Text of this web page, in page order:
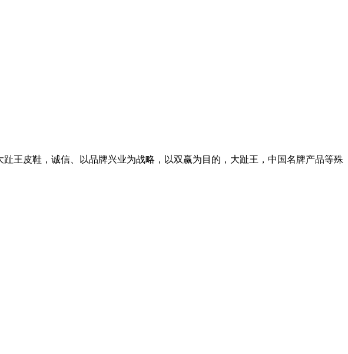
王皮鞋，诚信、以品牌兴业为战略，以双赢为目的，大趾王，中国名牌产品等殊